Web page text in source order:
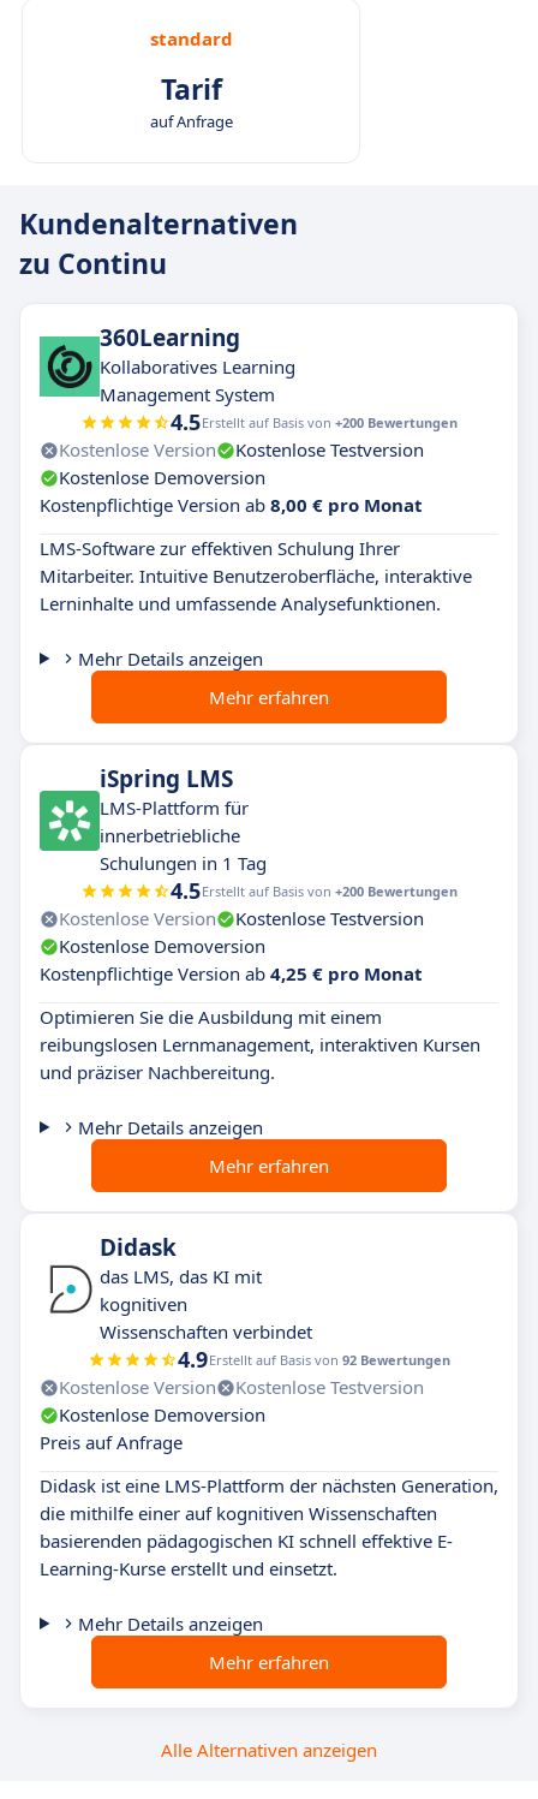
standard
Tarif
auf Anfrage
Kundenalternativen
zu Continu
360Learning
Kollaboratives Learning
Management System
4.5Erstellt auf Basis von +200 Bewertungen
Kostenlose Version
Kostenlose Testversion
Kostenlose Demoversion
Kostenpflichtige Version ab 8,00 € pro Monat
LMS-Software zur effektiven Schulung Ihrer
Mitarbeiter. Intuitive Benutzeroberfläche, interaktive
Lerninhalte und umfassende Analysefunktionen.
Mehr Details anzeigen
Mehr erfahren
iSpring LMS
LMS-Plattform für
innerbetriebliche
Schulungen in 1 Tag
4.5Erstellt auf Basis von +200 Bewertungen
Kostenlose Version
Kostenlose Testversion
Kostenlose Demoversion
Kostenpflichtige Version ab 4,25 € pro Monat
Optimieren Sie die Ausbildung mit einem
reibungslosen Lernmanagement, interaktiven Kursen
und präziser Nachbereitung.
Mehr Details anzeigen
Mehr erfahren
Didask
das LMS, das KI mit
kognitiven
Wissenschaften verbindet
4.9Erstellt auf Basis von 92 Bewertungen
Kostenlose Version
Kostenlose Testversion
Kostenlose Demoversion
Preis auf Anfrage
Didask ist eine LMS-Plattform der nächsten Generation,
die mithilfe einer auf kognitiven Wissenschaften
basierenden pädagogischen KI schnell effektive E-
Learning-Kurse erstellt und einsetzt.
Mehr Details anzeigen
Mehr erfahren
Alle Alternativen anzeigen